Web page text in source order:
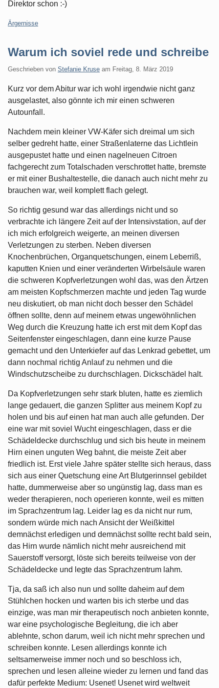
Direktor schon :-)
Kategorien:
Ärgernisse
Warum ich soviel rede und schreibe
Geschrieben von Stefanie Kruse am Freitag, 8. März 2019
Kurz vor dem Abitur war ich wohl irgendwie nicht ganz
ausgelastet, also gönnte ich mir einen schweren
Autounfall.
Nachdem mein kleiner VW-Käfer sich dreimal um sich
selber gedreht hatte, einer Straßenlaterne das Lichtlein
ausgepustet hatte und einen nagelneuen Citroen
fachgerecht zum Totalschaden verschrottet hatte, bremste
er mit einer Bushaltestelle, die danach auch nicht mehr zu
brauchen war, weil komplett flach gelegt.
So richtig gesund war das allerdings nicht und so
verbrachte ich längere Zeit auf der Intensivstation, auf der
ich mich erfolgreich weigerte, an meinen diversen
Verletzungen zu sterben. Neben diversen
Knochenbrüchen, Organquetschungen, einem Leberriß,
kaputten Knien und einer veränderten Wirbelsäule waren
die schweren Kopfverletzungen wohl das, was den Ärtzen
am meisten Kopfschmerzen machte und jeden Tag wurde
neu diskutiert, ob man nicht doch besser den Schädel
öffnen sollte, denn auf meinem etwas ungewöhnlichen
Weg durch die Kreuzung hatte ich erst mit dem Kopf das
Seitenfenster eingeschlagen, dann eine kurze Pause
gemacht und den Unterkiefer auf das Lenkrad gebettet, um
dann nochmal richtig Anlauf zu nehmen und die
Windschutzscheibe zu durchschlagen. Dickschädel halt.
Da Kopfverletzungen sehr stark bluten, hatte es ziemlich
lange gedauert, die ganzen Splitter aus meinem Kopf zu
holen und bis auf einen hat man auch alle gefunden. Der
eine war mit soviel Wucht eingeschlagen, dass er die
Schädeldecke durchschlug und sich bis heute in meinem
Hirn einen unguten Weg bahnt, die meiste Zeit aber
friedlich ist. Erst viele Jahre später stellte sich heraus, dass
sich aus einer Quetschung eine Art Blutgerinnsel gebildet
hatte, dummerweise aber so ungünstig lag, dass man es
weder therapieren, noch operieren konnte, weil es mitten
im Sprachzentrum lag. Leider lag es da nicht nur rum,
sondern würde mich nach Ansicht der Weißkittel
demnächst erledigen und demnächst sollte recht bald sein,
das Hirn wurde nämlich nicht mehr ausreichend mit
Sauerstoff versorgt, löste sich bereits teilweise von der
Schädeldecke und legte das Sprachzentrum lahm.
Tja, da saß ich also nun und sollte daheim auf dem
Stühlchen hocken und warten bis ich sterbe und das
einzige, was man mir therapeutisch noch anbieten konnte,
war eine psychologische Begleitung, die ich aber
ablehnte, schon darum, weil ich nicht mehr sprechen und
schreiben konnte. Lesen allerdings konnte ich
seltsamerweise immer noch und so beschloss ich,
sprechen und lesen alleine wieder zu lernen und fand das
dafür perfekte Medium: Usenet! Usenet wird weltweit